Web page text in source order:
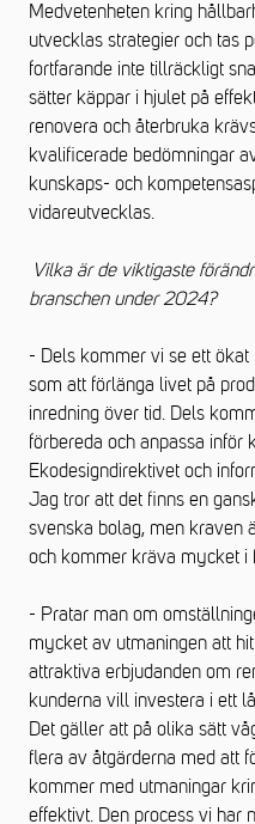
Medvetenheten kring
utvecklas strategier och tas
fortfarande inte tillräckligt
sätter käppar i hjulet på
renovera och återbruka
kvalificerade bedömningar
kunskaps- och
vidareutvecklas.
Vilka är de viktigaste
branschen under 2024?
- Dels kommer vi se ett
som att förlänga livet på
inredning över tid. Dels
förbereda och anpassa inför
Ekodesigndirektivet och
Jag tror att det finns en
svenska bolag, men kraven
och kommer kräva mycket i
- Pratar man om
mycket av utmaningen att
attraktiva erbjudanden om
kunderna vill investera i ett
Det gäller att på olika sätt
flera av åtgärderna med att
kommer med utmaningar
effektivt. Den process vi har